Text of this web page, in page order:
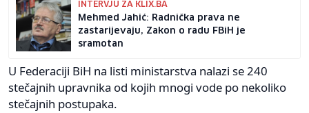
INTERVJU ZA KLIX.BA
Mehmed Jahić: Radnička prava ne
zastarijevaju, Zakon o radu FBiH je
sramotan
U Federaciji BiH na listi ministarstva nalazi se 240
stečajnih upravnika od kojih mnogi vode po nekoliko
stečajnih postupaka.